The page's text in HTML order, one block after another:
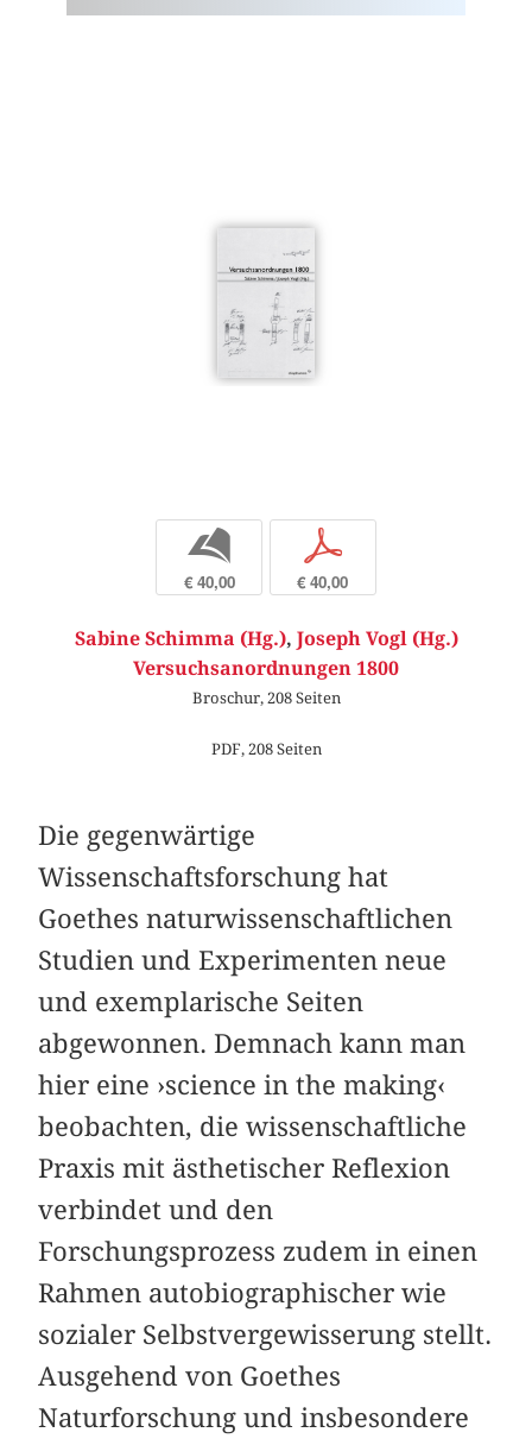
b
€ 40,00
p
€ 40,00
Sabine Schimma (Hg.), Joseph Vogl (Hg.)
Versuchsanordnungen 1800
Broschur, 208 Seiten
PDF, 208 Seiten
Die gegenwärtige
Wissenschaftsforschung hat
Goethes naturwissenschaftlichen
Studien und Experimenten neue
und exemplarische Seiten
abgewonnen. Demnach kann man
hier eine ›science in the making‹
beobachten, die wissenschaftliche
Praxis mit ästhetischer Reflexion
verbindet und den
Forschungsprozess zudem in einen
Rahmen autobiographischer wie
sozialer Selbstvergewisserung stellt.
Ausgehend von Goethes
Naturforschung und insbesondere